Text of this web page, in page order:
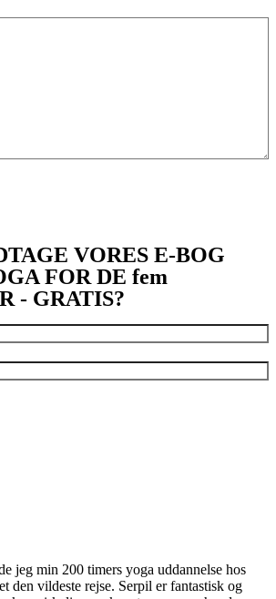
VORES E-BOG
FOR DE fem
- GRATIS?
jeg min 200 timers yoga uddannelse hos
den vildeste rejse. Serpil er fantastisk og